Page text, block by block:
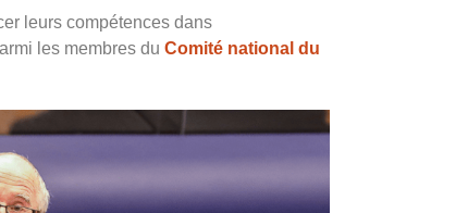
leurs compétences dans
les membres du Comité national du